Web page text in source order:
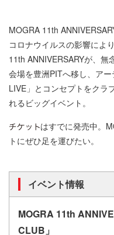
MOGRA 11th
コロナウイルスの影響によ
11th ANNIVERSARYが、
会場を豊洲PITへ移し、ア
LIVE」とコンセプトをクラ
れるビッグイベント。
はすでに発売中。
トにぜひ足を運びたい。
イベント情報
MOGRA 11th
CLUB」